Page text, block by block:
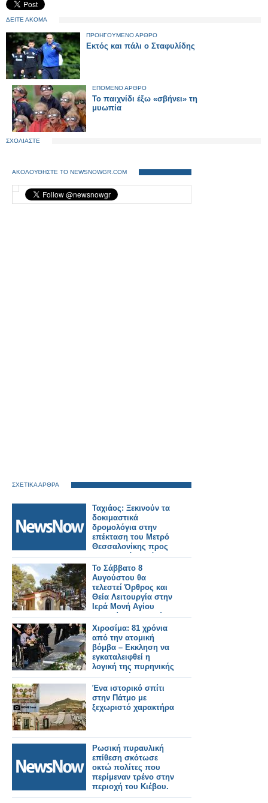
ΔΕΙΤΕ ΑΚΟΜΑ
ΠΡΟΗΓΟΥΜΕΝΟ ΑΡΘΡΟ
Εκτός και πάλι ο Σταφυλίδης
ΕΠΟΜΕΝΟ ΑΡΘΡΟ
Το παιχνίδι έξω «σβήνει» τη
μυωπία
ΣΧΟΛΙΑΣΤΕ
ΑΚΟΛΟΥΘΗΣΤΕ ΤΟ NEWSNOWGR.COM
ΣΧΕΤΙΚΑ ΑΡΘΡΑ
Ταχιάος: Ξεκινούν τα
δοκιμαστικά
δρομολόγια στην
επέκταση του Μετρό
Θεσσαλονίκης προς
Καλαμαριά – Στόχος η
λειτουργία έως το
τέλος του μήνα.
Το Σάββατο 8
Αυγούστου θα
τελεστεί Όρθρος και
Θεία Λειτουργία στην
Ιερά Μονή Αγίου
Γεωργίου Αστακού
στις 07:00 το πρωί.
Χιροσίμα: 81 χρόνια
από την ατομική
βόμβα – Εκκληση να
εγκαταλειφθεί η
λογική της πυρηνικής
αποτροπής
Ένα ιστορικό σπίτι
στην Πάτμο με
ξεχωριστό χαρακτήρα
Ρωσική πυραυλική
επίθεση σκότωσε
οκτώ πολίτες που
περίμεναν τρένο στην
περιοχή του Κιέβου.